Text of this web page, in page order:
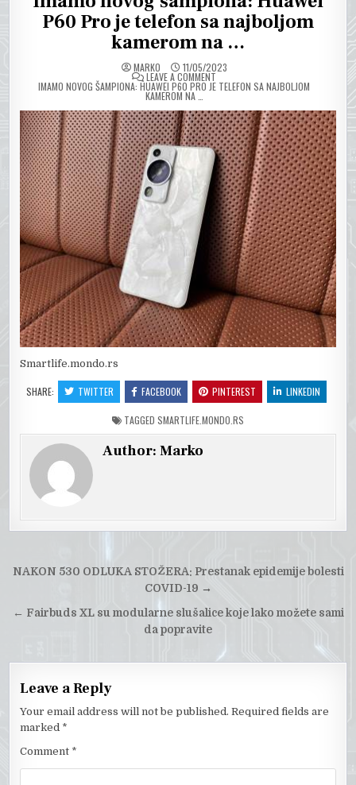
P60 Pro je telefon sa najboljom
kamerom na …
MARKO 11/05/2023
LEAVE A COMMENTON
IMAMO NOVOG ŠAMPIONA: HUAWEI P60 PRO JE TELEFON SA NAJBOLJOM
KAMEROM NA …
Smartlife.mondo.rs
SHARE: TWITTER FACEBOOK PINTEREST LINKEDIN
TAGGED SMARTLIFE.MONDO.RS
Author:Marko
Post
NAKON 530 ODLUKA STOŽERA: Prestanak epidemije bolesti
COVID-19 →
← Fairbuds XL su modularne slušalice koje lako možete sami
da popravite
Leave a Reply
Your email address will not be published. Required fields are
marked *
Comment *